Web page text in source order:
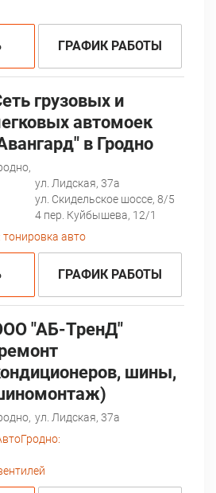
ГРАФИК РАБОТЫ
грузовых и
автомоек
в Гродно
ул. Лидская, 37а
ул. Скидельское шоссе, 8/5
4 пер. Куйбышева, 12/1
тонировка авто
ГРАФИК РАБОТЫ
"АБ-ТренД"
шины,
ул. Лидская, 37а